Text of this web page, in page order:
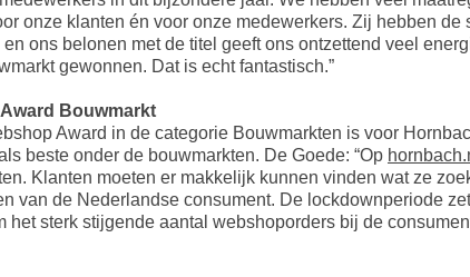
onze klanten én voor onze medewerkers. Zij hebben
ons belonen met de titel geeft ons ontzettend veel
gewonnen. Dat is echt fantastisch.”
Bouwmarkt
Award in de categorie Bouwmarkten is voor
beste onder de bouwmarkten. De Goede: “Op
Klanten moeten er makkelijk kunnen vinden wat ze
van de Nederlandse consument. De lockdownperiode
het sterk stijgende aantal webshoporders bij de